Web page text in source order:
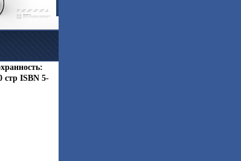
стр ISBN 5-